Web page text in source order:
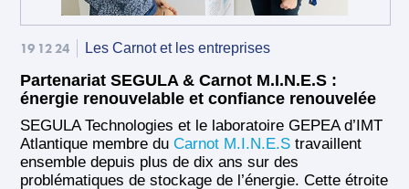
19 12 24 Les Carnot et les entreprises
Partenariat SEGULA & Carnot M.I.N.E.S :
énergie renouvelable et confiance renouvelée
SEGULA Technologies et le laboratoire GEPEA d’IMT
Atlantique membre duCarnot M.I.N.E.S travaillent
ensemble depuis plus de dix ans sur des
problématiques de stockage de l’énergie. Cette étroite